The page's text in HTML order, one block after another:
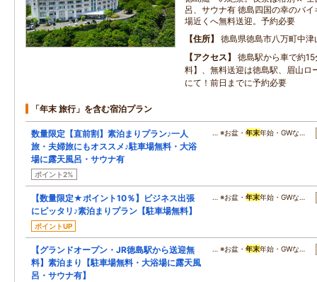
呂、サウナ有 徳島四国の幸のバ
場近くへ無料送迎。予約必要
住所
徳島県徳島市八万町中津
アクセス
徳島駅から車で約
料】、無料送迎は徳島駅、眉山ロ
にて！前日までに予約必要
「年末 旅行」を含む宿泊プラン
数量限定【直前割】素泊まりプラン♪一人
旅・夫婦旅にもオススメ♪駐車場無料・大浴
場に露天風呂・サウナ有
ポイント2%
… ※お盆・年末年始・GWな…
【数量限定★ポイント10％】ビジネス出張
にピッタリ♪素泊まりプラン【駐車場無料】
ポイントUP
… ※お盆・年末年始・GWな…
【グランドオープン・JR徳島駅から送迎無
料】素泊まり【駐車場無料・大浴場に露天風
呂・サウナ有】
… ※お盆・年末年始・GWな…